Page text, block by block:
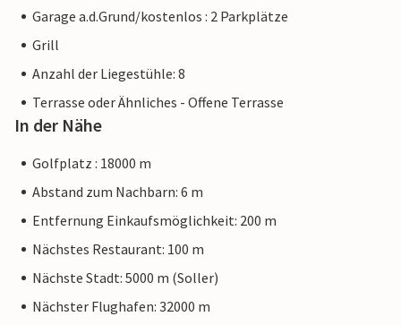
Garage a.d.Grund/kostenlos : 2 Parkplätze
Grill
Anzahl der Liegestühle: 8
Terrasse oder Ähnliches - Offene Terrasse
In der Nähe
Golfplatz : 18000 m
Abstand zum Nachbarn: 6 m
Entfernung Einkaufsmöglichkeit: 200 m
Nächstes Restaurant: 100 m
Nächste Stadt: 5000 m (Soller)
Nächster Flughafen: 32000 m